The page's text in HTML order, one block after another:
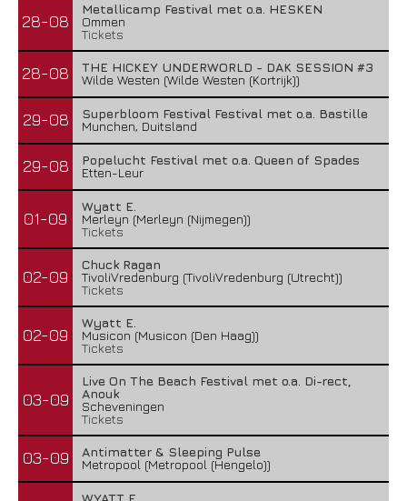
28-08
Metallicamp Festival met o.a. HESKEN
Ommen
Tickets
28-08
THE HICKEY UNDERWORLD - DAK SESSION #3
Wilde Westen (Wilde Westen (Kortrijk))
29-08
Superbloom Festival Festival met o.a. Bastille
Munchen, Duitsland
29-08
Popelucht Festival met o.a. Queen of Spades
Etten-Leur
01-09
Wyatt E.
Merleyn (Merleyn (Nijmegen))
Tickets
02-09
Chuck Ragan
TivoliVredenburg (TivoliVredenburg (Utrecht))
Tickets
02-09
Wyatt E.
Musicon (Musicon (Den Haag))
Tickets
03-09
Live On The Beach Festival met o.a. Di-rect,
Anouk
Scheveningen
Tickets
03-09
Antimatter & Sleeping Pulse
Metropool (Metropool (Hengelo))
WYATT E.